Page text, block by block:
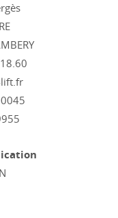
lift.fr